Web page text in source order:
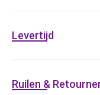
Levertijd
Ruilen &